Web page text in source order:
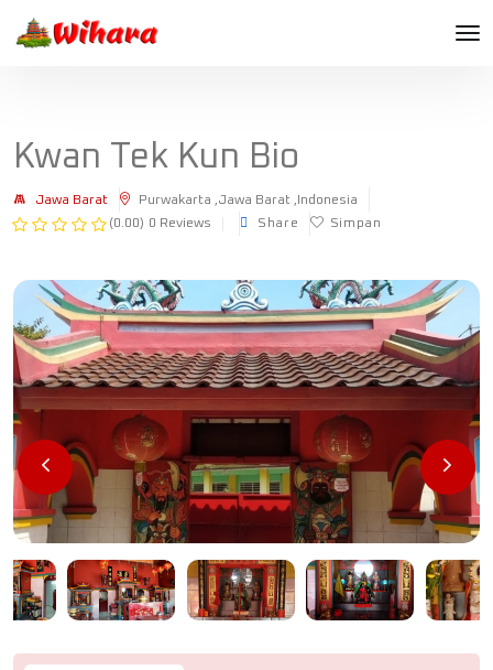
Kwan Tek Kun Bio
Jawa Barat
Purwakarta ,Jawa Barat ,Indonesia
(0.00) 0 Reviews Share Simpan